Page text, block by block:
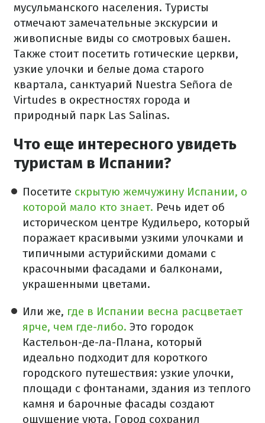
мусульманского населения. Туристы
отмечают замечательные экскурсии и
живописные виды со смотровых башен.
Также стоит посетить готические церкви,
узкие улочки и белые дома старого
квартала, санктуарий Nuestra Señora de
Virtudes в окрестностях города и
природный парк Las Salinas.
Что еще интересного увидеть
туристам в Испании?
Посетите скрытую жемчужину Испании, о
которой мало кто знает. Речь идет об
историческом центре Кудильеро, который
поражает красивыми узкими улочками и
типичными астурийскими домами с
красочными фасадами и балконами,
украшенными цветами.
Или же, где в Испании весна расцветает
ярче, чем где-либо. Это городок
Кастельон-де-ла-Плана, который
идеально подходит для короткого
городского путешествия: узкие улочки,
площади с фонтанами, здания из теплого
камня и барочные фасады создают
ощущение уюта. Город сохранил